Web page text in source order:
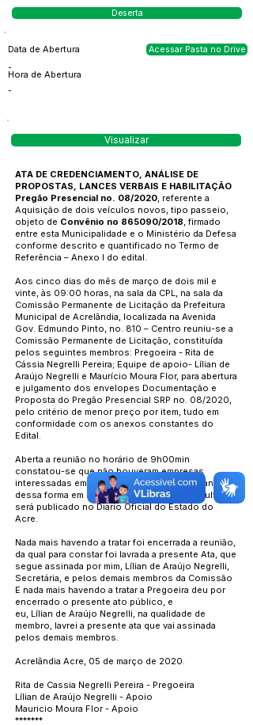
Deserta
Data de Abertura
-
Hora de Abertura
-
Acessar Pasta no Drive
Visualizar
ATA DE CREDENCIAMENTO, ANÁLISE DE
PROPOSTAS, LANCES VERBAIS E HABILITAÇÃO
Pregão Presencial no. 08/2020, referente a
Aquisição de dois veículos novos, tipo passeio,
objeto de Convênio no 865090/2018, firmado
entre esta Municipalidade e o Ministério da Defesa
conforme descrito e quantificado no Termo de
Referência – Anexo I do edital.
Aos cinco dias do mês de março de dois mil e
vinte, às 09:00 horas, na sala da CPL, na sala da
Comissão Permanente de Licitação da Prefeitura
Municipal de Acrelândia, localizada na Avenida
Gov. Edmundo Pinto, no. 810 – Centro reuniu-se a
Comissão Permanente de Licitação, constituída
pelos seguintes membros: Pregoeira - Rita de
Cássia Negrelli Pereira; Equipe de apoio- Lílian de
Araújo Negrelli e Maurício Moura Flor, para abertura
e julgamento dos envelopes Documentação e
Proposta do Pregão Presencial SRP no. 08/2020,
pelo critério de menor preço por item, tudo em
conformidade com os anexos constantes do
Edital.
Aberta a reunião no horário de 9h00min
constatou-se que não houveram empresas
interessadas em participar do certame, restando
dessa forma em LICITAÇÃO DESERTA. O resultado
será publicado no Diário Oficial do Estado do
Acre.
Nada mais havendo a tratar foi encerrada a reunião,
da qual para constar foi lavrada a presente Ata, que
segue assinada por mim, Lílian de Araújo Negrelli,
Secretária, e pelos demais membros da Comissão
E nada mais havendo a tratar a Pregoeira deu por
encerrado o presente ato público, e
eu, Lílian de Araújo Negrelli, na qualidade de
membro, lavrei a presente ata que vai assinada
pelos demais membros.
Acrelândia Acre, 05 de março de 2020.
Rita de Cassia Negrelli Pereira - Pregoeira
Lílian de Araújo Negrelli - Apoio
Mauricio Moura Flor - Apoio
*******